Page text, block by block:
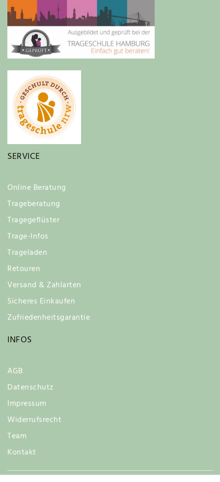
SERVICE
Online Beratung
Trageberatung
Tragegeflüster
Trage-Infos
Trageladen
Retouren
Versand & Zahlarten
Sicheres Einkaufen
Zufriedenheitsgarantie
INFOS
AGB
Datenschutz
Impressum
Widerrufsrecht
Team
Kontakt